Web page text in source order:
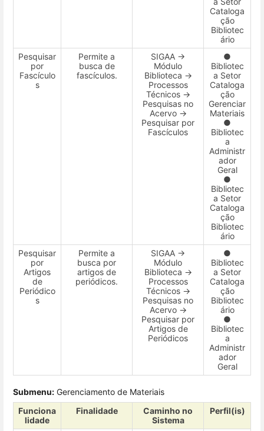
Cataloga
ção
Bibliotec
ário
Pesquisar
por
Fascículo
s
Permite a
busca de
fascículos.
SIGAA →
Módulo
Biblioteca →
Processos
Técnicos →
Pesquisas no
Acervo →
Pesquisar por
Fascículos
●
Bibliotec
a Setor
Cataloga
ção
Gerenciar
Materiais
●
Bibliotec
a
Administr
ador
Geral
●
Bibliotec
a Setor
Cataloga
ção
Bibliotec
ário
Pesquisar
por
Artigos
de
Periódico
s
Permite a
busca por
artigos de
periódicos.
SIGAA →
Módulo
Biblioteca →
Processos
Técnicos →
Pesquisas no
Acervo →
Pesquisar por
Artigos de
Periódicos
●
Bibliotec
a Setor
Cataloga
ção
Bibliotec
ário
●
Bibliotec
a
Administr
ador
Geral
Submenu: Gerenciamento de Materiais
Funciona
lidade
Finalidade
Caminho no
Sistema
Perfil(is)